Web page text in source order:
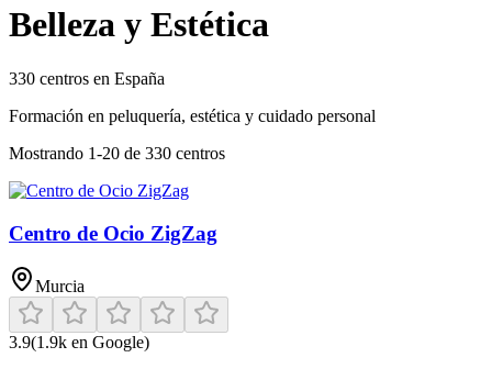
Belleza y Estética
330 centros en España
Formación en peluquería, estética y cuidado personal
Mostrando 1-20 de 330 centros
Centro de Ocio ZigZag
Murcia
3.9(1.9k en Google)